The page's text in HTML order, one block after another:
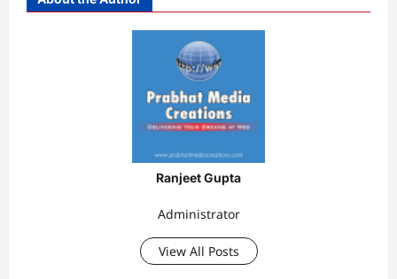
Ranjeet Gupta
Administrator
View All Posts